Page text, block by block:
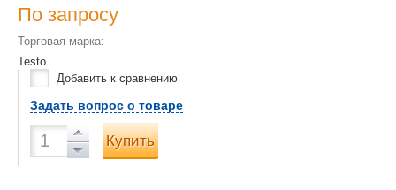
По запросу
Торговая марка:
Testo
Добавить к сравнению
Задать вопрос о товаре
Купить